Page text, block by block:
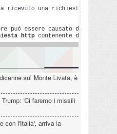
sul Monte Livata, è
'Ci faremo i missili
con l'Italia', arriva la